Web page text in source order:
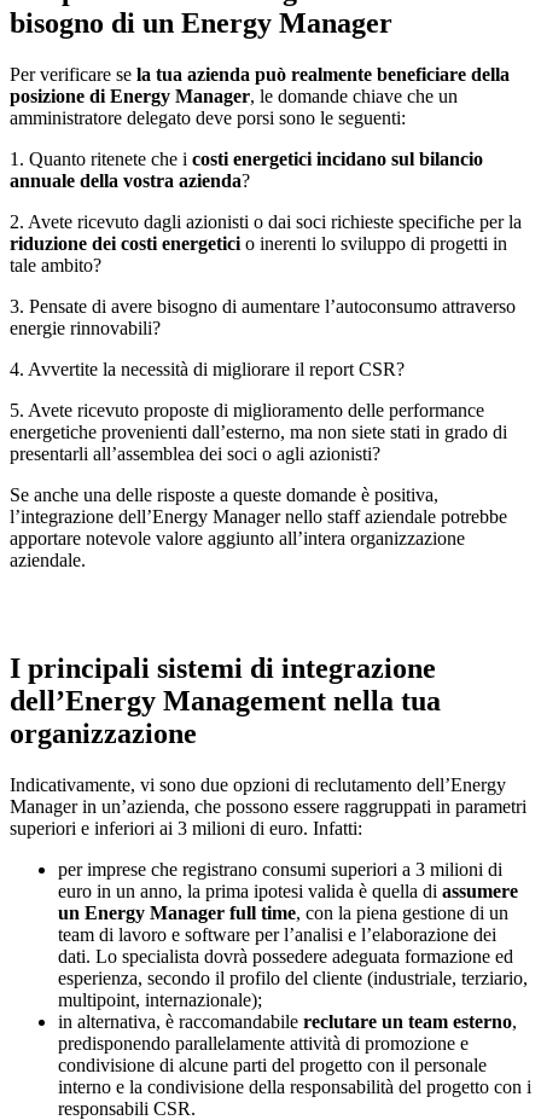
bisogno di un Energy Manager
Per verificare se la tua azienda può realmente beneficiare della
posizione di Energy Manager, le domande chiave che un
amministratore delegato deve porsi sono le seguenti:
1. Quanto ritenete che i costi energetici incidano sul bilancio
annuale della vostra azienda?
2. Avete ricevuto dagli azionisti o dai soci richieste specifiche per la
riduzione dei costi energetici o inerenti lo sviluppo di progetti in
tale ambito?
3. Pensate di avere bisogno di aumentare l’autoconsumo attraverso
energie rinnovabili?
4. Avvertite la necessità di migliorare il report CSR?
5. Avete ricevuto proposte di miglioramento delle performance
energetiche provenienti dall’esterno, ma non siete stati in grado di
presentarli all’assemblea dei soci o agli azionisti?
Se anche una delle risposte a queste domande è positiva,
l’integrazione dell’Energy Manager nello staff aziendale potrebbe
apportare notevole valore aggiunto all’intera organizzazione
aziendale.
I principali sistemi di integrazione
dell’Energy Management nella tua
organizzazione
Indicativamente, vi sono due opzioni di reclutamento dell’Energy
Manager in un’azienda, che possono essere raggruppati in parametri
superiori e inferiori ai 3 milioni di euro. Infatti:
per imprese che registrano consumi superiori a 3 milioni di
euro in un anno, la prima ipotesi valida è quella di assumere
un Energy Manager full time, con la piena gestione di un
team di lavoro e software per l’analisi e l’elaborazione dei
dati. Lo specialista dovrà possedere adeguata formazione ed
esperienza, secondo il profilo del cliente (industriale, terziario,
multipoint, internazionale);
in alternativa, è raccomandabile reclutare un team esterno,
predisponendo parallelamente attività di promozione e
condivisione di alcune parti del progetto con il personale
interno e la condivisione della responsabilità del progetto con i
responsabili CSR.